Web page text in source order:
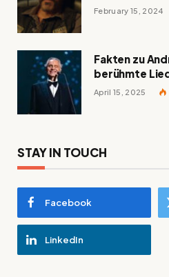
February 15, 2024
Fakten zu
berühmte
April 15, 2025
STAY IN TOUCH
Facebook
LinkedIn